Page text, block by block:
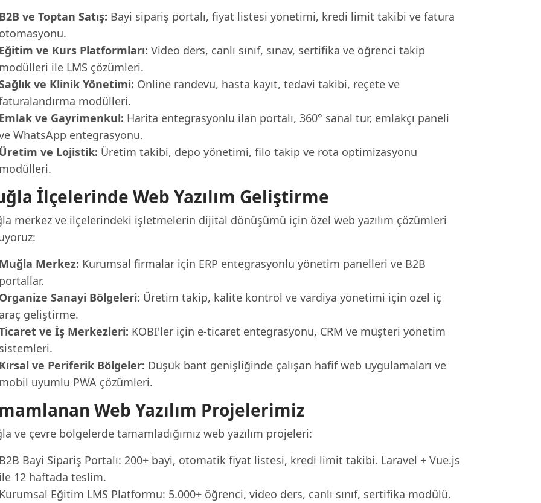
B2B ve Toptan Satış: Bayi sipariş portalı, fiyat listesi yönetimi, kredi limit takibi ve fatura
otomasyonu.
Eğitim ve Kurs Platformları: Video ders, canlı sınıf, sınav, sertifika ve öğrenci takip
modülleri ile LMS çözümleri.
ve Klinik Yönetimi: Online randevu, hasta kayıt, tedavi takibi, reçete ve
modülleri.
Emlak ve Gayrimenkul: Harita entegrasyonlu ilan portalı, 360° sanal tur, emlakçı paneli
WhatsApp entegrasyonu.
Üretim ve Lojistik: Üretim takibi, depo yönetimi, filo takip ve rota optimizasyonu
modülleri.
İlçelerinde Web Yazılım Geliştirme
merkez ve ilçelerindeki işletmelerin dijital dönüşümü için özel web yazılım çözümleri
Muğla Merkez: Kurumsal firmalar için ERP entegrasyonlu yönetim panelleri ve B2B
portallar.
Organize Sanayi Bölgeleri: Üretim takip, kalite kontrol ve vardiya yönetimi için özel iç
araç geliştirme.
ve İş Merkezleri: KOBI'ler için e-ticaret entegrasyonu, CRM ve müşteri yönetim
sistemleri.
Kırsal ve Periferik Bölgeler: Düşük bant genişliğinde çalışan hafif web uygulamaları ve
mobil uyumlu PWA çözümleri.
Web Yazılım Projelerimiz
ve çevre bölgelerde tamamladığımız web yazılım projeleri:
B2B Bayi Sipariş Portalı: 200+ bayi, otomatik fiyat listesi, kredi limit takibi. Laravel + Vue.js
ile 12 haftada teslim.
Kurumsal Eğitim LMS Platformu: 5.000+ öğrenci, video ders, canlı sınıf, sertifika modülü.